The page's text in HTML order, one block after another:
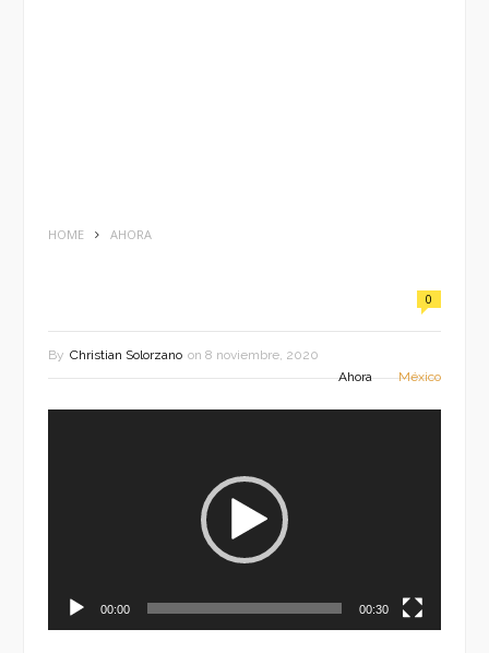
HOME AHORA
0
By Christian Solorzano on 8 noviembre, 2020
Ahora
México
00:00 00:30